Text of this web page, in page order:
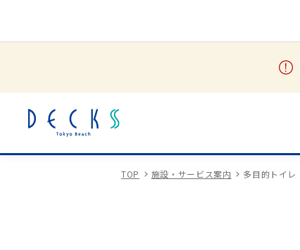
TOP 施設・サービス案内 多目的トイレ